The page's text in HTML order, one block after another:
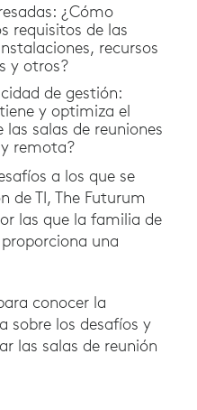
¿Cómo
requisitos de las
recursos
y otros?
de gestión:
y optimiza el
salas de reuniones
remota?
a los que se
de TI, The Futurum
las que la familia de
una
conocer la
sobre los desafíos y
las salas de reunión